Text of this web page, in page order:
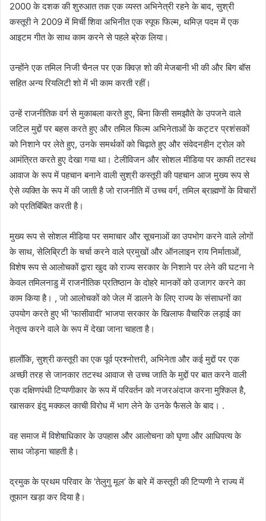
2000 के दशक की शुरुआत तक एक व्यस्त अभिनेत्री रहने के बाद, सुश्री
कस्तूरी ने 2009 में मिर्ची शिवा अभिनीत एक स्पूफ फिल्म, थमिज़ पदम में एक
आइटम गीत के साथ काम करने से पहले ब्रेक लिया।
उन्होंने एक तमिल निजी चैनल पर एक क्विज़ शो की मेजबानी भी की और बिग बॉस
सहित अन्य रियलिटी शो में भी काम करती रहीं।
उन्हें राजनीतिक वर्ग से मुकाबला करते हुए, बिना किसी समझौते के उपजने वाले
जटिल मुद्दों पर बहस करते हुए और तमिल फिल्म अभिनेताओं के कट्टर प्रशंसकों
को निशाने पर लेते हुए, उनके समर्थकों को चिढ़ाते हुए और संवेदनहीन ट्रोल को
आमंत्रित करते हुए देखा गया था। टेलीविजन और सोशल मीडिया पर काफी तटस्थ
आवाज के रूप में पहचान बनाने वाली सुश्री कस्तूरी की पहचान आज मुख्य रूप से
ऐसे व्यक्ति के रूप में की जाती है जो राजनीति में उच्च वर्ग, तमिल ब्राह्मणों के विचारों
को प्रतिबिंबित करती है।
मुख्य रूप से सोशल मीडिया पर समाचार और सूचनाओं का उपभोग करने वाले लोगों
के साथ, सेलिब्रिटी के चर्चा करने वाले प्रमुखों और ऑनलाइन राय निर्माताओं,
विशेष रूप से आलोचकों द्वारा खुद को राज्य सरकार के निशाने पर लेने की घटना ने
केवल तमिलनाडु में राजनीतिक प्रतिष्ठान के दोहरे मानकों को उजागर करने का
काम किया है। , जो आलोचकों को जेल में डालने के लिए राज्य के संसाधनों का
उपयोग करते हुए भी ‘फासीवादी’ भाजपा सरकार के खिलाफ वैचारिक लड़ाई का
नेतृत्व करने वाले के रूप में देखा जाना चाहता है।
हालाँकि, सुश्री कस्तूरी का एक पूर्व प्रश्नोत्तरी, अभिनेता और कई मुद्दों पर एक
अच्छी तरह से जानकार तटस्थ आवाज से उच्च जाति के मुद्दों पर बात करने वाली
एक दक्षिणपंथी टिप्पणीकार के रूप में परिवर्तन को नजरअंदाज करना मुश्किल है,
खासकर इंदु मक्कल काची विरोध में भाग लेने के उनके फैसले के बाद। .
वह समाज में विशेषाधिकार के उपहास और आलोचना को घृणा और आधिपत्य के
साथ जोड़ना चाहती है।
द्रमुक के प्रथम परिवार के ‘तेलुगु मूल’ के बारे में कस्तूरी की टिप्पणी ने राज्य में
तूफान खड़ा कर दिया है।